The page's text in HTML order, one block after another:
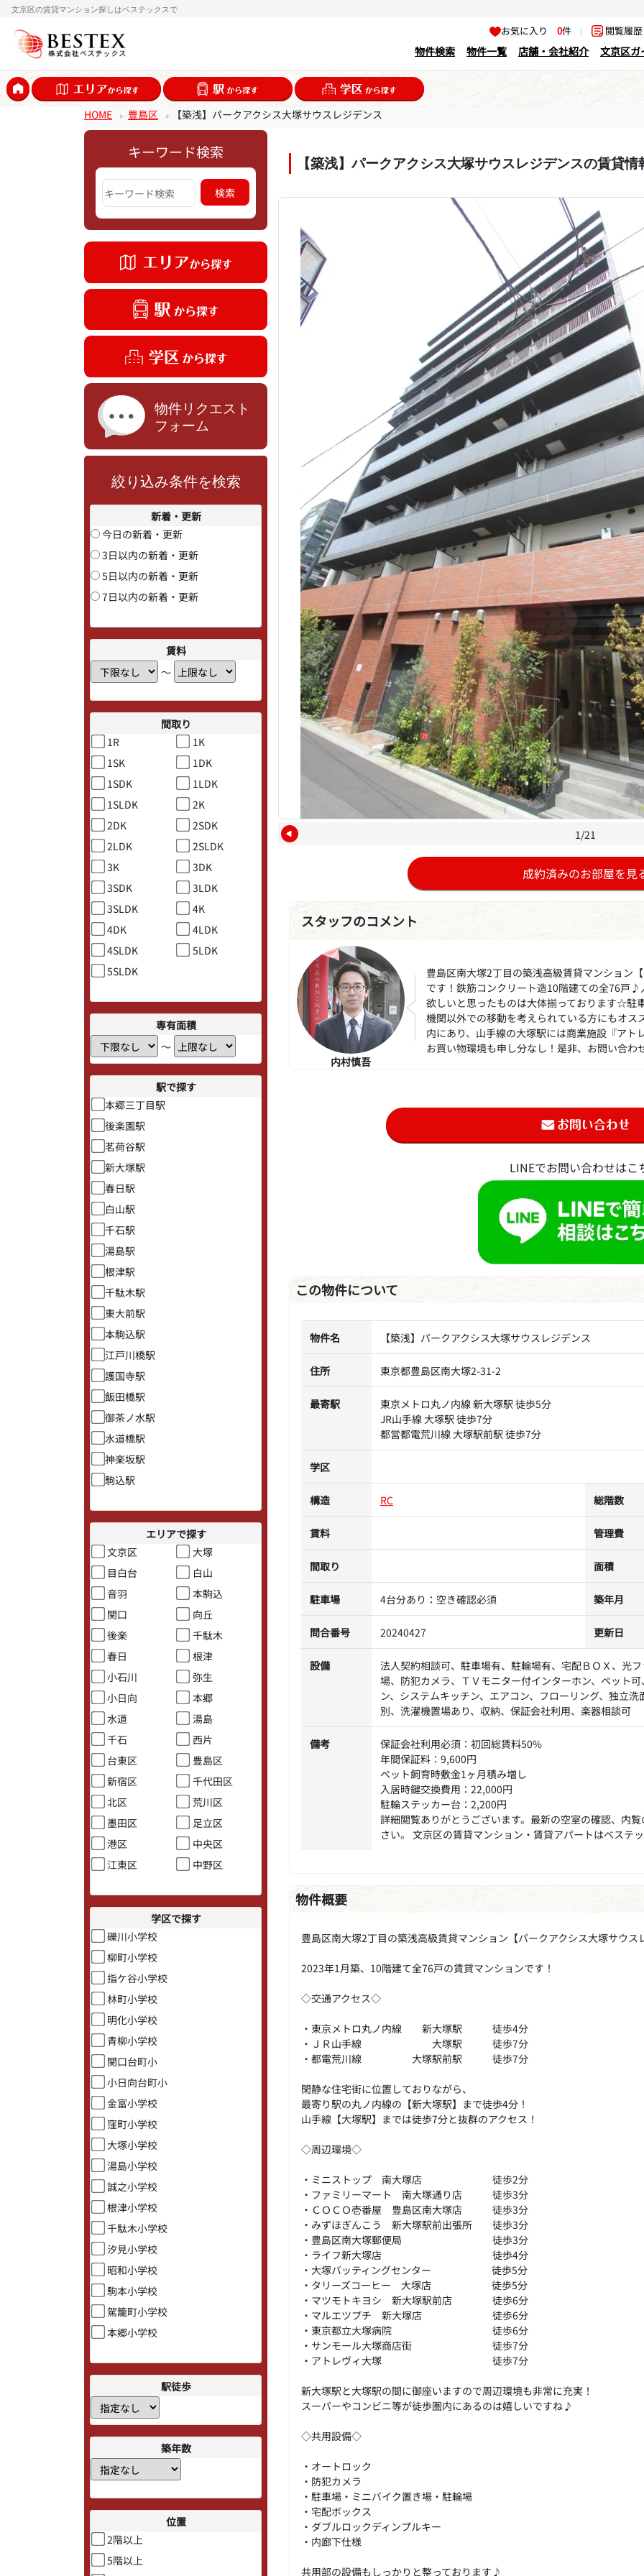
文京区の賃貸マンション探しはベステックスで
お気に入り0件 | 閲覧履
物件検索 物件一覧 店舗・会社紹介 文京区ガ
HOME 豊島区 【築浅】パークアクシス大塚サウスレジデンス
キーワード検索
絞り込み条件を検索
新着・更新
今日の新着・更新
3日以内の新着・更新
5日以内の新着・更新
7日以内の新着・更新
賃料
〜
間取り
1R
1K
1SK
1DK
1SDK
1LDK
1SLDK
2K
2DK
2SDK
2LDK
2SLDK
3K
3DK
3SDK
3LDK
3SLDK
4K
4DK
4LDK
4SLDK
5LDK
5SLDK
専有面積
〜
駅で探す
本郷三丁目駅
後楽園駅
茗荷谷駅
新大塚駅
春日駅
白山駅
千石駅
湯島駅
根津駅
千駄木駅
東大前駅
本駒込駅
江戸川橋駅
護国寺駅
飯田橋駅
御茶ノ水駅
水道橋駅
神楽坂駅
駒込駅
エリアで探す
文京区
大塚
目白台
白山
音羽
本駒込
関口
向丘
後楽
千駄木
春日
根津
小石川
弥生
小日向
本郷
水道
湯島
千石
西片
台東区
豊島区
新宿区
千代田区
北区
荒川区
墨田区
足立区
港区
中央区
江東区
中野区
学区で探す
礫川小学校
柳町小学校
指ケ谷小学校
林町小学校
明化小学校
青柳小学校
関口台町小
小日向台町小
金富小学校
窪町小学校
大塚小学校
湯島小学校
誠之小学校
根津小学校
千駄木小学校
汐見小学校
昭和小学校
駒本小学校
駕籠町小学校
本郷小学校
駅徒歩
築年数
位置
2階以上
5階以上
【築浅】パークアクシス大塚サウスレジデンスの賃貸情
1/21
成約済みのお部屋を見
スタッフのコメント
内村慎吾
豊島区南大塚2丁目の築浅高級賃貸マンション
です！鉄筋コンクリート造10階建ての全76戸
欲しいと思ったものは大体揃っております☆駐
機関以外での移動を考えられている方にもオ
内にあり、山手線の大塚駅には商業施設『ア
お買い物環境も申し分なし！是非、お問い合
LINEでお問い合わせはこ
この物件について
物件名 【築浅】パークアクシス大塚サウスレジデンス
住所 東京都豊島区南大塚2-31-2
最寄駅
東京メトロ丸ノ内線 新大塚駅 徒歩5分
JR山手線 大塚駅 徒歩7分
都営都電荒川線 大塚駅前駅 徒歩7分
学区
構造 RC 総階数
賃料 管理費
間取り 面積
駐車場 4台分あり：空き確認必須 築年月
問合番号 20240427 更新日
設備
法人契約相談可、駐車場有、駐輪場有、宅配ＢＯＸ、光
場、防犯カメラ、ＴＶモニター付インターホン、ペット
ン、システムキッチン、エアコン、フローリング、独立
別、洗濯機置場あり、収納、保証会社利用、楽器相談可
備考
保証会社利用必須：初回総賃料50%
年間保証料：9,600円
ペット飼育時敷金1ヶ月積み増し
入居時鍵交換費用：22,000円
駐輪ステッカー台：2,200円
詳細閲覧ありがとうございます。最新の空室の確認、内
さい。 文京区の賃貸マンション・賃貸アパートはベステ
物件概要
豊島区南大塚2丁目の築浅高級賃貸マンション【パークアクシス大塚サウ
2023年1月築、10階建て全76戸の賃貸マンションです！
◇交通アクセス◇
・東京メトロ丸ノ内線 新大塚駅 徒歩4分
・ＪＲ山手線 大塚駅 徒歩7分
・都電荒川線 大塚駅前駅 徒歩7分
閑静な住宅街に位置しておりながら、
最寄り駅の丸ノ内線の【新大塚駅】まで徒歩4分！
山手線【大塚駅】までは徒歩7分と抜群のアクセス！
◇周辺環境◇
・ミニストップ 南大塚店 徒歩2分
・ファミリーマート 南大塚通り店 徒歩3分
・ＣＯＣＯ壱番屋 豊島区南大塚店 徒歩3分
・みずほぎんこう 新大塚駅前出張所 徒歩3分
・豊島区南大塚郵便局 徒歩3分
・ライフ新大塚店 徒歩4分
・大塚バッティングセンター 徒歩5分
・タリーズコーヒー 大塚店 徒歩5分
・マツモトキヨシ 新大塚駅前店 徒歩6分
・マルエツプチ 新大塚店 徒歩6分
・東京都立大塚病院 徒歩6分
・サンモール大塚商店街 徒歩7分
・アトレヴィ大塚 徒歩7分
新大塚駅と大塚駅の間に御座いますので周辺環境も非常に充実！
スーパーやコンビニ等が徒歩圏内にあるのは嬉しいですね♪
◇共用設備◇
・オートロック
・防犯カメラ
・駐車場・ミニバイク置き場・駐輪場
・宅配ボックス
・ダブルロックディンプルキー
・内廊下仕様
共用部の設備もしっかりと整っております♪